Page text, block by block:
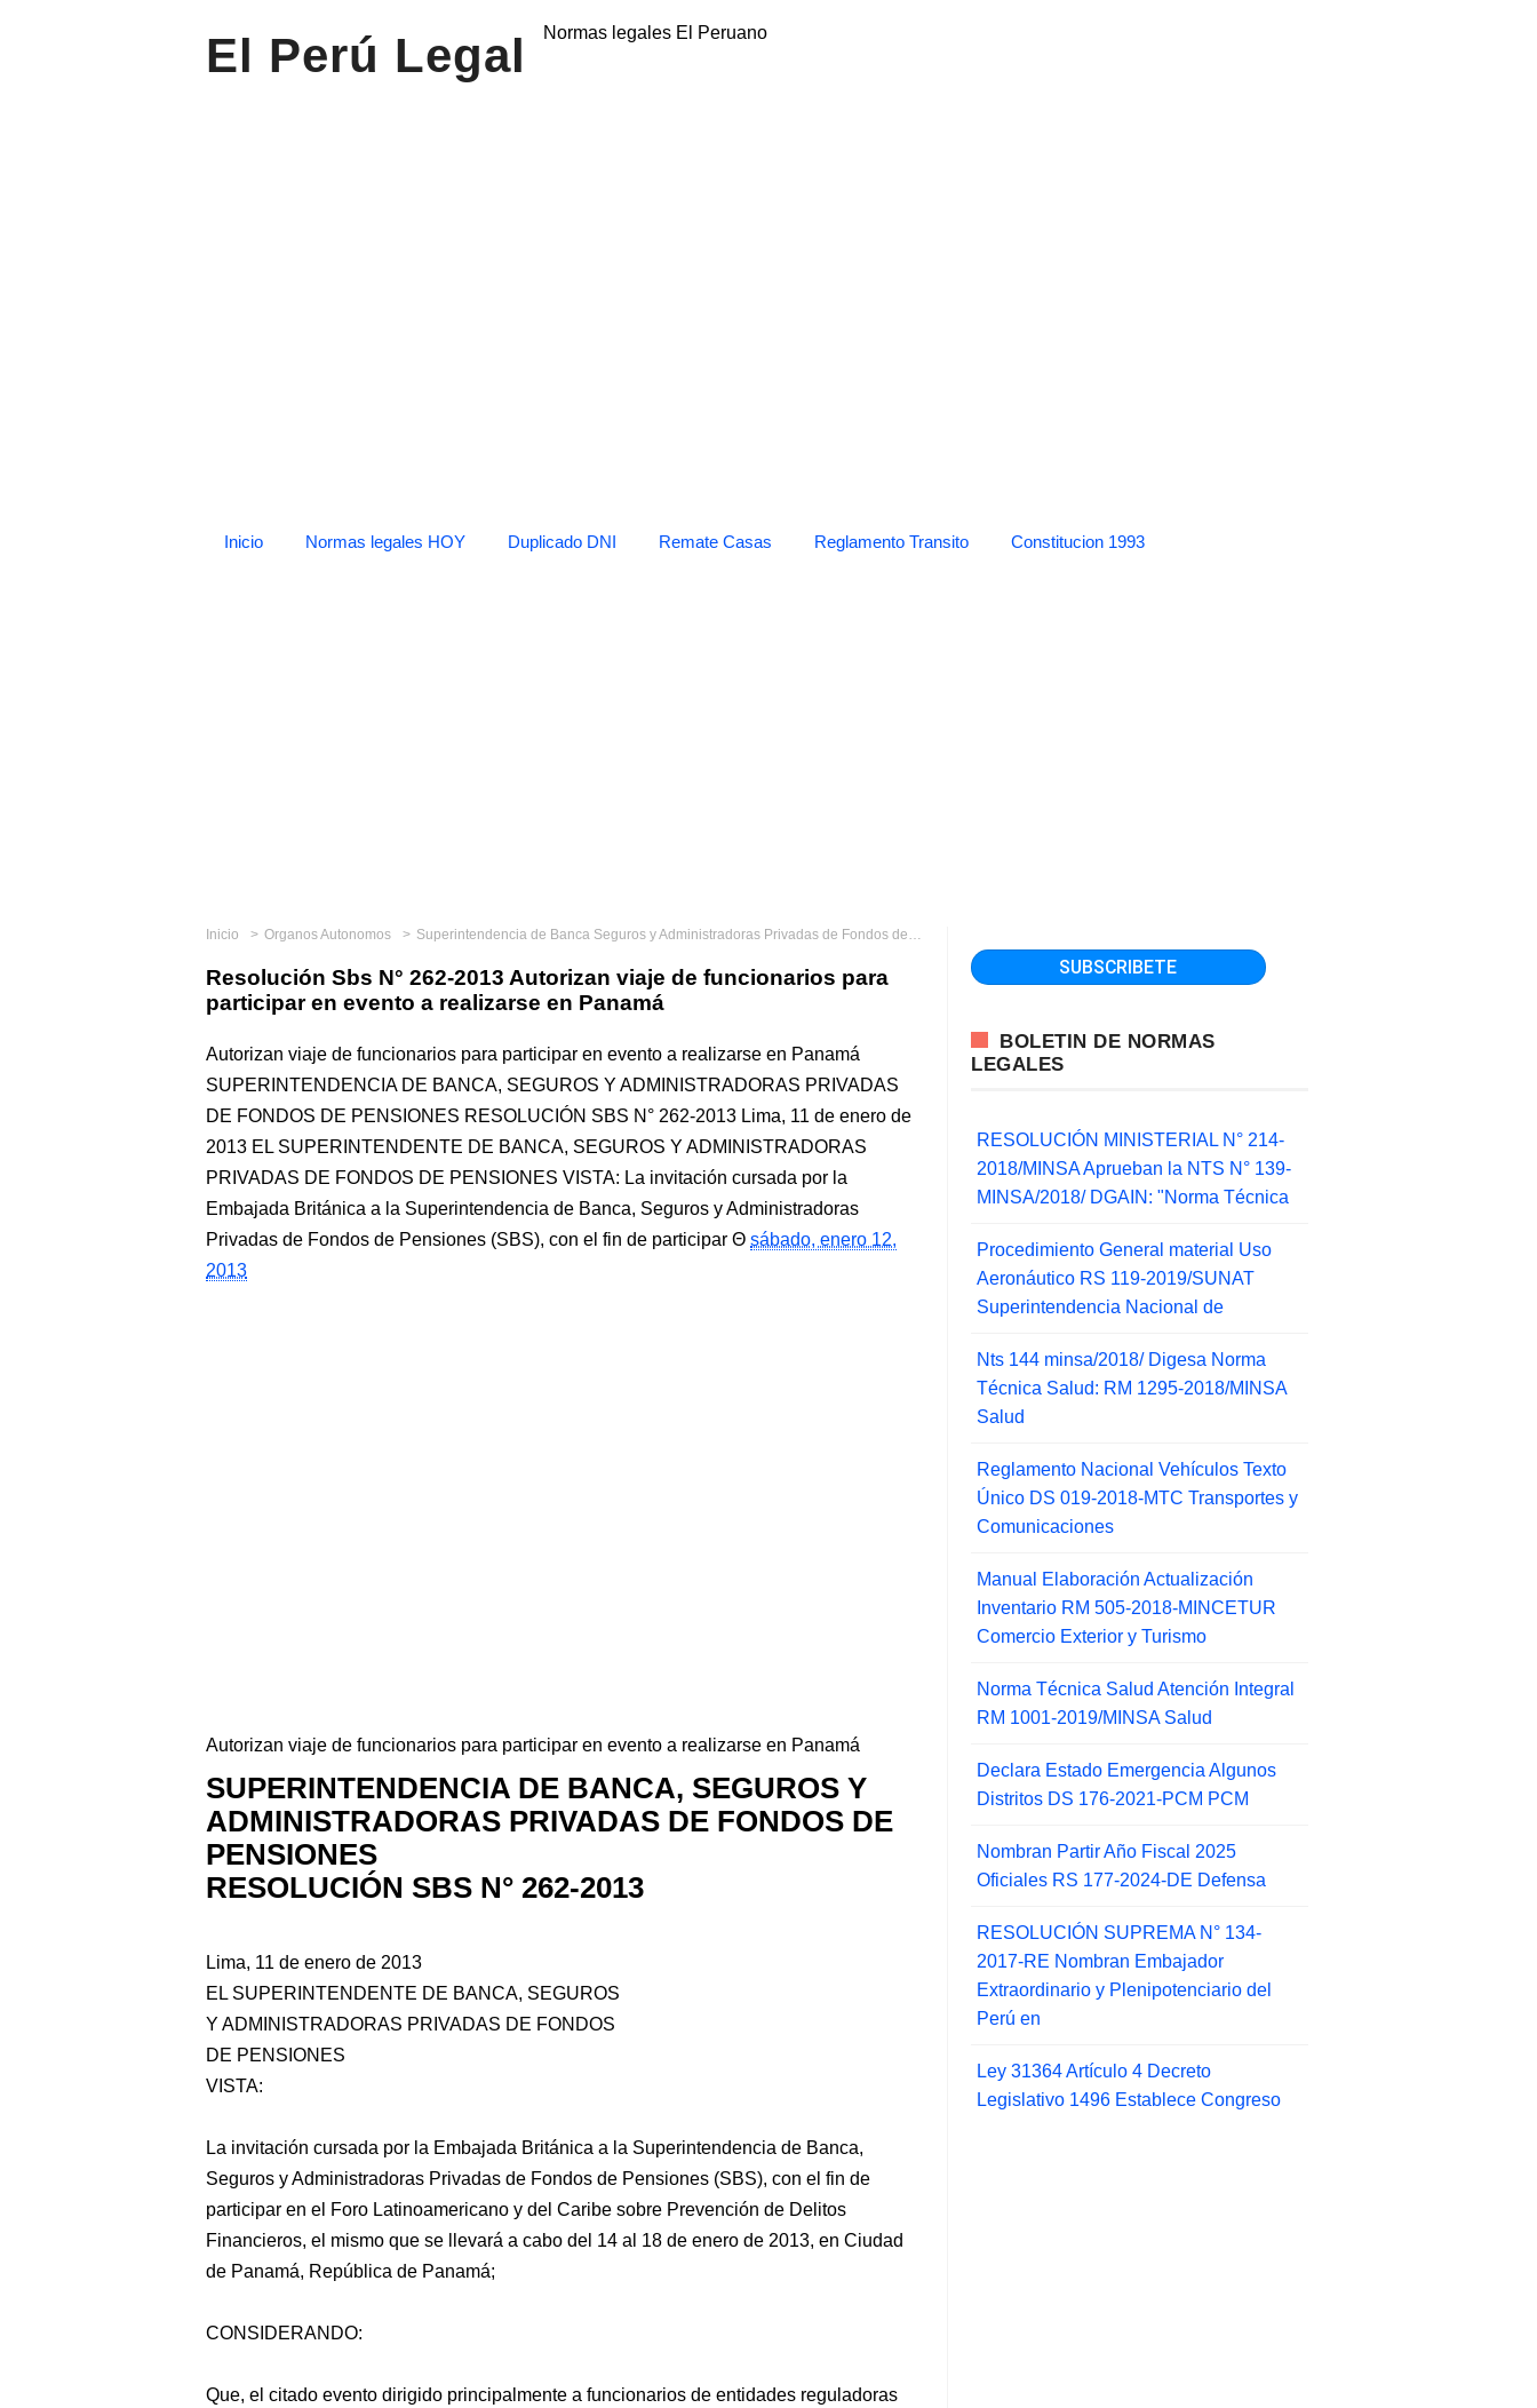
El Perú Legal Normas legales El Peruano
Inicio Normas legales HOY Duplicado DNI Remate Casas Reglamento Transito Constitucion 1993
Inicio Organos Autonomos Superintendencia de Banca Seguros y Administradoras Privadas de Fondos de Pensiones
Resolución Sbs N° 262-2013 Autorizan viaje de funcionarios para
participar en evento a realizarse en Panamá
Autorizan viaje de funcionarios para participar en evento a realizarse en Panamá
SUPERINTENDENCIA DE BANCA, SEGUROS Y ADMINISTRADORAS PRIVADAS
DE FONDOS DE PENSIONES RESOLUCIÓN SBS N° 262-2013 Lima, 11 de enero de
2013 EL SUPERINTENDENTE DE BANCA, SEGUROS Y ADMINISTRADORAS
PRIVADAS DE FONDOS DE PENSIONES VISTA: La invitación cursada por la
Embajada Británica a la Superintendencia de Banca, Seguros y Administradoras
Privadas de Fondos de Pensiones (SBS), con el fin de participar
sábado, enero 12,
2013
Autorizan viaje de funcionarios para participar en evento a realizarse en Panamá
SUPERINTENDENCIA DE BANCA, SEGUROS Y
ADMINISTRADORAS PRIVADAS DE FONDOS DE
PENSIONES
RESOLUCIÓN SBS N° 262-2013
Lima, 11 de enero de 2013
EL SUPERINTENDENTE DE BANCA, SEGUROS
Y ADMINISTRADORAS PRIVADAS DE FONDOS
DE PENSIONES
VISTA:
La invitación cursada por la Embajada Británica a la Superintendencia de Banca,
Seguros y Administradoras Privadas de Fondos de Pensiones (SBS), con el fin de
participar en el Foro Latinoamericano y del Caribe sobre Prevención de Delitos
Financieros, el mismo que se llevará a cabo del 14 al 18 de enero de 2013, en Ciudad
de Panamá, República de Panamá;
CONSIDERANDO:
Que, el citado evento dirigido principalmente a funcionarios de entidades reguladoras
BOLETIN DE NORMAS
LEGALES
RESOLUCIÓN MINISTERIAL N° 214-
2018/MINSA Aprueban la NTS N° 139-
MINSA/2018/ DGAIN: "Norma Técnica
Procedimiento General material Uso
Aeronáutico RS 119-2019/SUNAT
Superintendencia Nacional de
Nts 144 minsa/2018/ Digesa Norma
Técnica Salud: RM 1295-2018/MINSA
Salud
Reglamento Nacional Vehículos Texto
Único DS 019-2018-MTC Transportes y
Comunicaciones
Manual Elaboración Actualización
Inventario RM 505-2018-MINCETUR
Comercio Exterior y Turismo
Norma Técnica Salud Atención Integral
RM 1001-2019/MINSA Salud
Declara Estado Emergencia Algunos
Distritos DS 176-2021-PCM PCM
Nombran Partir Año Fiscal 2025
Oficiales RS 177-2024-DE Defensa
RESOLUCIÓN SUPREMA N° 134-
2017-RE Nombran Embajador
Extraordinario y Plenipotenciario del
Perú en
Ley 31364 Artículo 4 Decreto
Legislativo 1496 Establece Congreso